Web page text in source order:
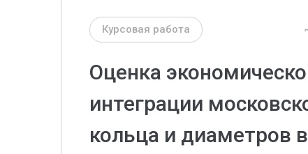
Курсовая работа
Оценка
интеграции
кольца и диаметров